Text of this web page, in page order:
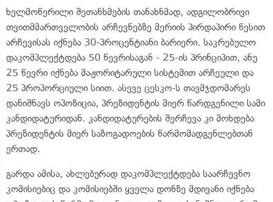
ხელმოწერილი შეთანხმების თანახნმად, ადგილობრივი
თვითმმართველობის არჩევნებზე მერიის პირდაპირი წესით
არჩევისას იქნება 30-პროცენტიანი ბარიერი. საკრებულო
დაკომპლექტდება 50 წევრისაგან - 25-ის პრინციპით, ანუ
25 წევრი იქნება მაჟორიტარული სისტემით არჩეული და
25 პროპორციული სიით. ასევე ცესკო-ს თავმჯდომარეს
დანიშნავს ოპოზიცია, პრეზიდენტის მიერ წარდგენილი სამი
კანდიდატურიდან. კანდიდატურების შერჩევა კი მოხდება
პრეზიდენტის მიერ საზოგადოების წარმომადგენლებთან
ერთად.
გარდა ამისა, ახლებურად დაკომპლექტდება საარჩევნო
კომისიებიც და კომისიებში ყველა დონზე მდივანი იქნება